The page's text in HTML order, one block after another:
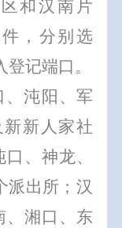
区和汉南片
，分别选
登记端口。
、沌阳、军
新新人家社
、神龙、
派出所；汉
、湘口、东